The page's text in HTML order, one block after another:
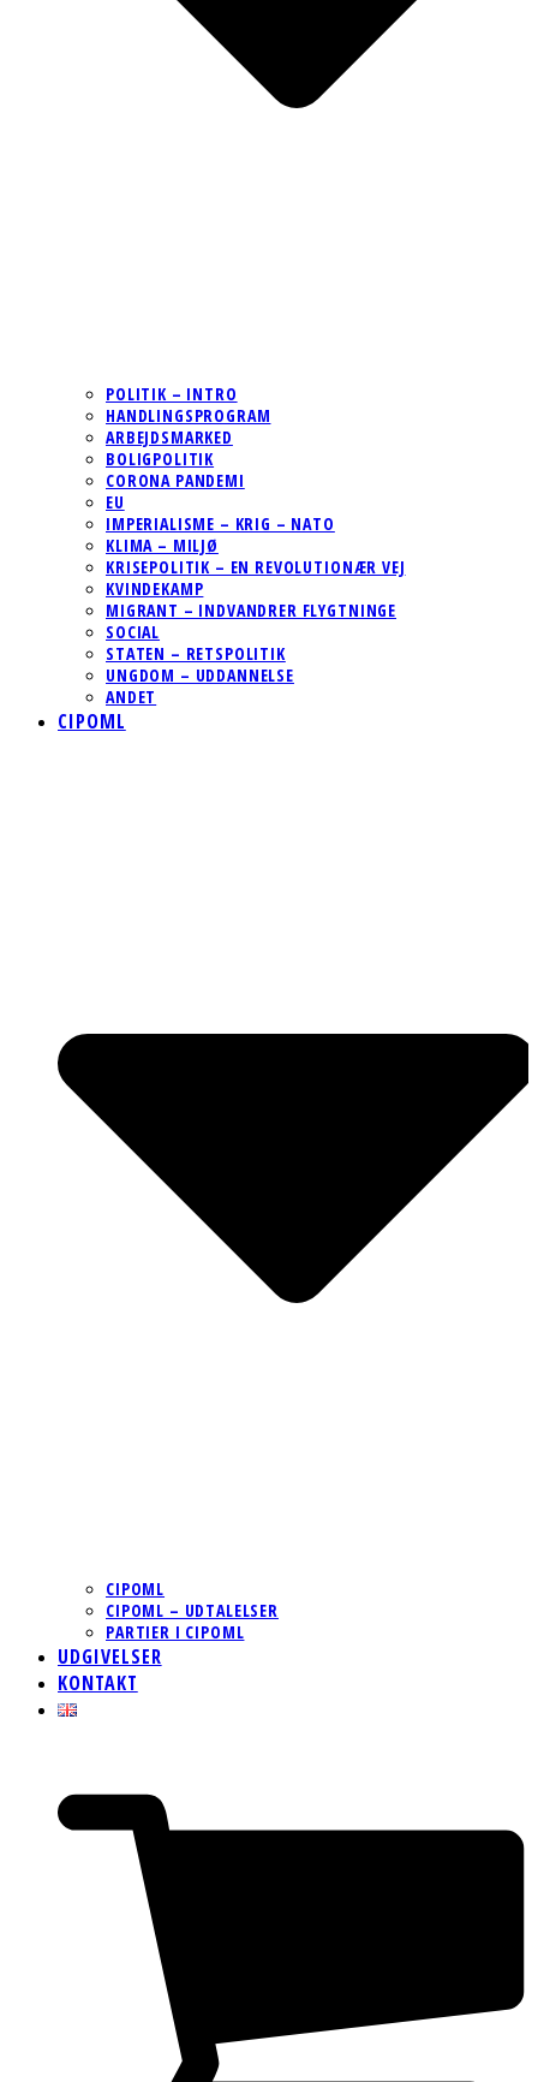
POLITIK – INTRO
HANDLINGSPROGRAM
ARBEJDSMARKED
BOLIGPOLITIK
CORONA PANDEMI
EU
IMPERIALISME – KRIG – NATO
KLIMA – MILJØ
KRISEPOLITIK – EN REVOLUTIONÆR VEJ
KVINDEKAMP
MIGRANT – INDVANDRER FLYGTNINGE
SOCIAL
STATEN – RETSPOLITIK
UNGDOM – UDDANNELSE
ANDET
CIPOML
CIPOML
CIPOML – UDTALELSER
PARTIER I CIPOML
UDGIVELSER
KONTAKT